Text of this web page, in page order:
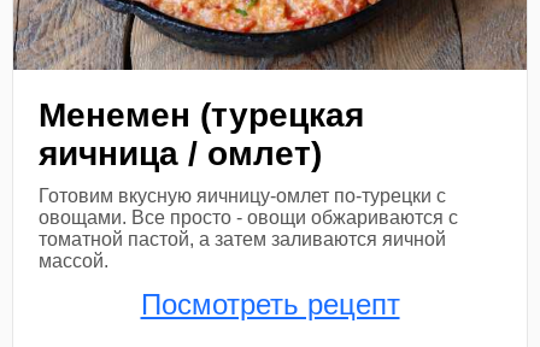
Менемен (турецкая
яичница / омлет)
Готовим вкусную яичницу-омлет по-турецки с
овощами. Все просто - овощи обжариваются с
томатной пастой, а затем заливаются яичной
массой.
Посмотреть рецепт